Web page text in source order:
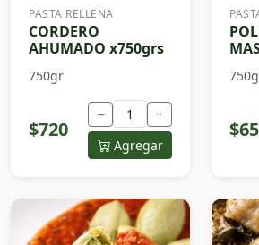
PASTA RELLENA
CORDERO
AHUMADO x750grs
750gr
$720
− +
Agregar